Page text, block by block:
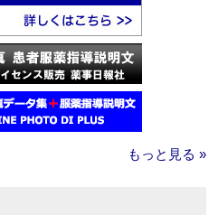
もっと見る »